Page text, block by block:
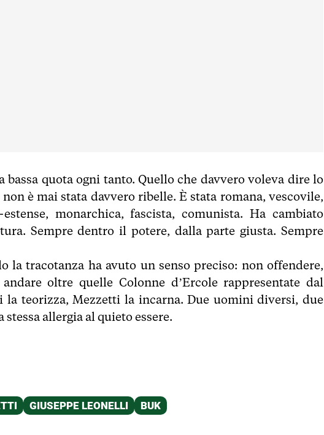
quota ogni tanto. Quello che davvero voleva dire lo
è mai stata davvero ribelle. È stata romana, vescovile,
monarchica, fascista, comunista. Ha cambiato
Sempre dentro il potere, dalla parte giusta. Sempre
la tracotanza ha avuto un senso preciso: non offendere,
oltre quelle Colonne d’Ercole rappresentate dal
teorizza, Mezzetti la incarna. Due uomini diversi, due
allergia al quieto essere.